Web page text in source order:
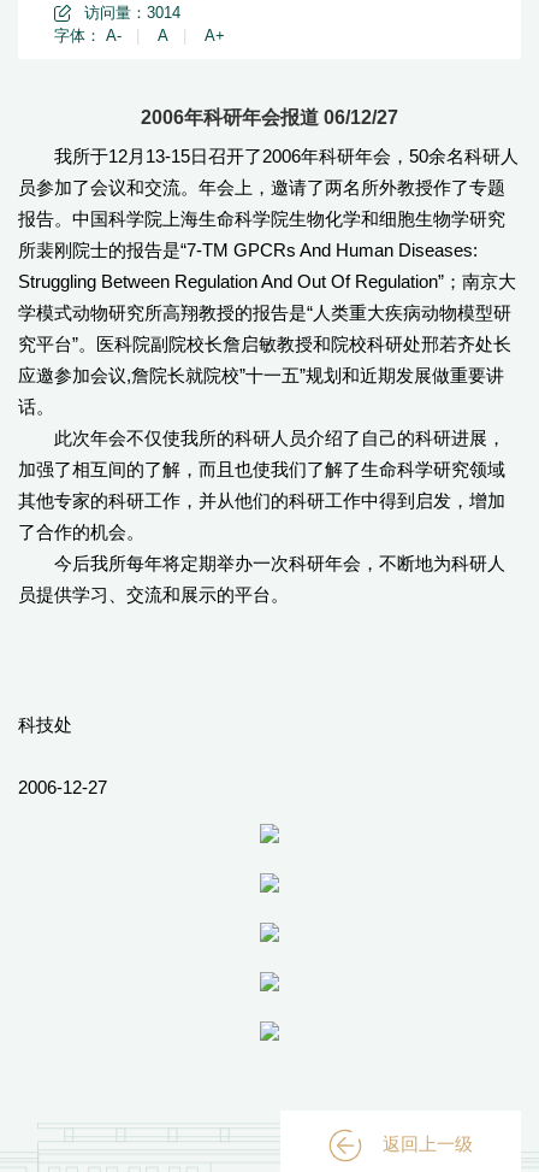
访问量： 3014
字体： A- A A+
2006年科研年会报道 06/12/27
我所于12月13-15日召开了2006年科研年会，50余名科研人
员参加了会议和交流。年会上，邀请了两名所外教授作了专题
报告。中国科学院上海生命科学院生物化学和细胞生物学研究
所裴刚院士的报告是“7-TM GPCRs And Human Diseases:
Struggling Between Regulation And Out Of Regulation”；南京大
学模式动物研究所高翔教授的报告是“人类重大疾病动物模型研
究平台”。医科院副院校长詹启敏教授和院校科研处邢若齐处长
应邀参加会议,詹院长就院校”十一五”规划和近期发展做重要讲
话。
此次年会不仅使我所的科研人员介绍了自己的科研进展，
加强了相互间的了解，而且也使我们了解了生命科学研究领域
其他专家的科研工作，并从他们的科研工作中得到启发，增加
了合作的机会。
今后我所每年将定期举办一次科研年会，不断地为科研人
员提供学习、交流和展示的平台。
科技处
2006-12-27
返回上一级